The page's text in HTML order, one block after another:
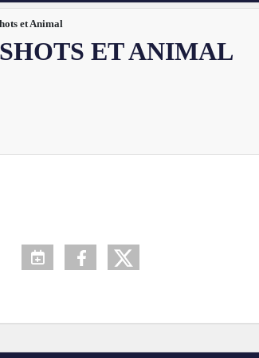
et Animal
ET ANIMAL